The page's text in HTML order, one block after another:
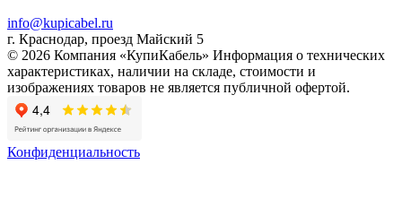
info@kupicabel.ru
г. Краснодар, проезд Майский 5
© 2026 Компания «КупиКабель» Информация о технических
характеристиках, наличии на складе, стоимости и
изображениях товаров не является публичной офертой.
Конфиденциальность